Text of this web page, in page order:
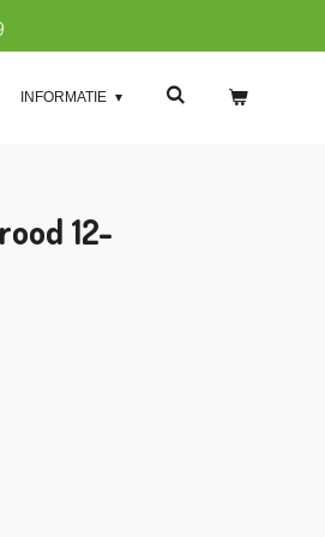
INFORMATIE
12-